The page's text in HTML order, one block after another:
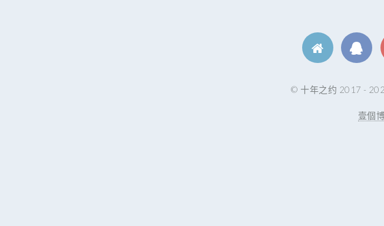
© 十年之约 2017 -
壹個